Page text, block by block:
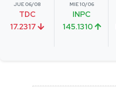
JUE 06/08
TDC
17.2317
MIE 10/06
INPC
145.1310